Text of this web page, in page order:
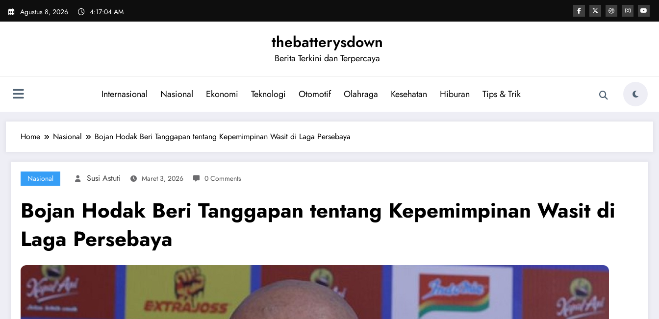
Skip
Agustus 8, 2026 4:17:05 AM
thebatterysdown
Berita Terkini dan Terpercaya
Internasional Nasional Ekonomi Teknologi Otomotif Olahraga Kesehatan Hiburan Tips & Trik
Home Nasional Bojan Hodak Beri Tanggapan tentang Kepemimpinan Wasit di Laga Persebaya
Nasional Susi Astuti Maret 3, 2026 0 Comments
Bojan Hodak Beri Tanggapan tentang Kepemimpinan Wasit di
Laga Persebaya